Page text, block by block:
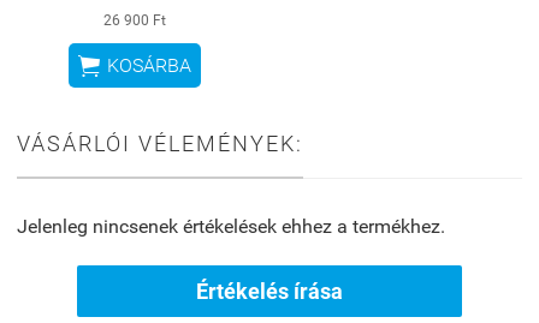
26 900 Ft
 KOSÁRBA
VÁSÁRLÓI VÉLEMÉNYEK:
Jelenleg nincsenek értékelések ehhez a termékhez.
Értékelés írása